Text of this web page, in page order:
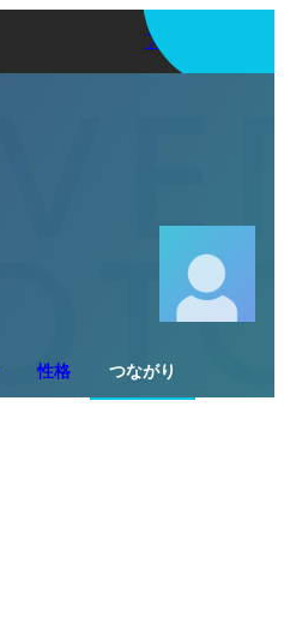
アプリを使う
性格 つながり